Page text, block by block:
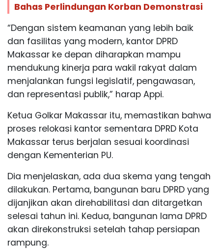
Bahas Perlindungan Korban Demonstrasi
“Dengan sistem keamanan yang lebih baik
dan fasilitas yang modern, kantor DPRD
Makassar ke depan diharapkan mampu
mendukung kinerja para wakil rakyat dalam
menjalankan fungsi legislatif, pengawasan,
dan representasi publik,” harap Appi.
Ketua Golkar Makassar itu, memastikan bahwa
proses relokasi kantor sementara DPRD Kota
Makassar terus berjalan sesuai koordinasi
dengan Kementerian PU.
Dia menjelaskan, ada dua skema yang tengah
dilakukan. Pertama, bangunan baru DPRD yang
dijanjikan akan direhabilitasi dan ditargetkan
selesai tahun ini. Kedua, bangunan lama DPRD
akan direkonstruksi setelah tahap persiapan
rampung.